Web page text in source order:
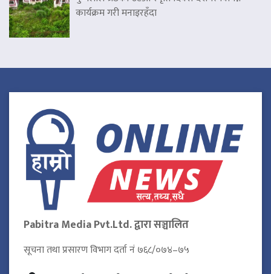
कार्यक्रम गरी मनाइरहँदा
Pabitra Media Pvt.Ltd. द्वारा सञ्चालित
सूचना तथा प्रसारण विभाग दर्ता नं ७६८/०७४–७५